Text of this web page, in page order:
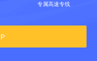
专属高速专线